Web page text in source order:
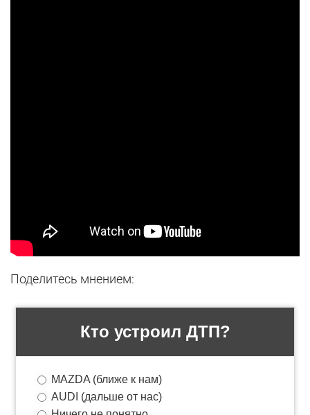
Поделитесь мнением: